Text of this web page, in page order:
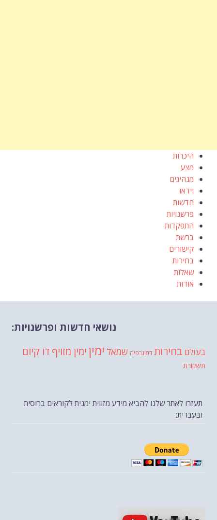
היכרות
מצע
מנהיגים
וידאו
חדשות
פרשנויות
התפקדות
ברשת
קישורים
בחירות
שאלות
אודות
נושאי חדשות ופרשנויות:
בעולם בחירות דמוגרפיה שמאל ימין ימין מזויף דו קיום
תשקורת
תעזרו לאתר שלנו להביא מידע מזווית ימנית לקוראים ברוסית
ובעברית: